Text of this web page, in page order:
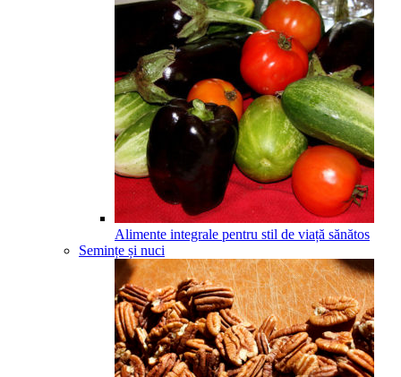
Alimente integrale pentru stil de viață sănătos
Semințe și nuci